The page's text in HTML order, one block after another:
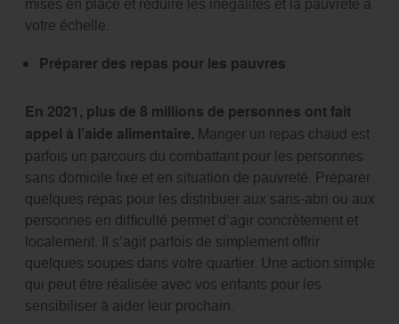
votre échelle.
Préparer des repas pour les pauvres
En 2021, plus de 8 millions de personnes ont fait
appel à l’aide alimentaire. Manger un repas chaud est
parfois un parcours du combattant pour les personnes
sans domicile fixe et en situation de pauvreté. Préparer
quelques repas pour les distribuer aux sans-abri ou aux
personnes en difficulté permet d’agir concrètement et
localement. Il s’agit parfois de simplement offrir
quelques soupes dans votre quartier. Une action simple
qui peut être réalisée avec vos enfants pour les
sensibiliser à aider leur prochain.